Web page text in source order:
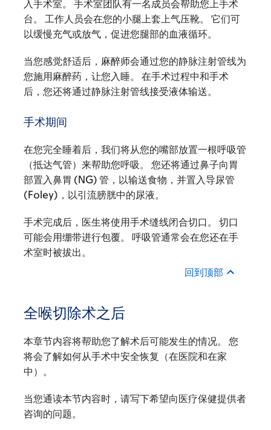
入手术室。 手术室团队有一名成员会帮助您上手术
台。 工作人员会在您的小腿上套上气压靴。 它们可
以缓慢充气或放气，促进您腿部的血液循环。
当您感觉舒适后，麻醉师会通过您的静脉注射管线为
您施用麻醉药，让您入睡。 在手术过程中和手术
后，您还将通过静脉注射管线接受液体输送。
手术期间
在您完全睡着后，我们将从您的嘴部放置一根呼吸管
（抵达气管）来帮助您呼吸。 您还将通过鼻子向胃
部置入鼻胃 (NG) 管，以输送食物，并置入导尿管
(Foley)，以引流膀胱中的尿液。
手术完成后，医生将使用手术缝线闭合切口。 切口
可能会用绷带进行包覆。 呼吸管通常会在您还在手
术室时被拔出。
回到顶部
全喉切除术之后
本章节内容将帮助您了解术后可能发生的情况。 您
将会了解如何从手术中安全恢复（在医院和在家
中）。
当您通读本节内容时，请写下希望向医疗保健提供者
咨询的问题。